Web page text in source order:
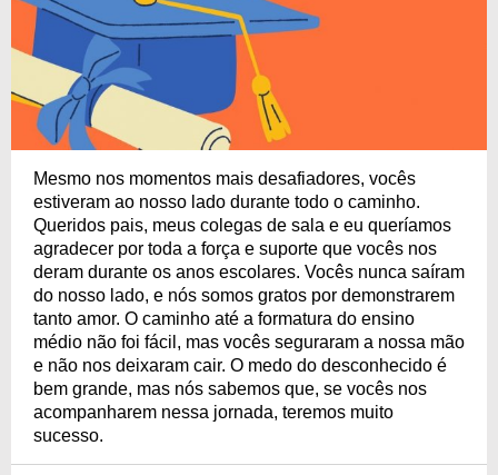
Mesmo nos momentos mais desafiadores, vocês
estiveram ao nosso lado durante todo o caminho.
Queridos pais, meus colegas de sala e eu queríamos
agradecer por toda a força e suporte que vocês nos
deram durante os anos escolares. Vocês nunca saíram
do nosso lado, e nós somos gratos por demonstrarem
tanto amor. O caminho até a formatura do ensino
médio não foi fácil, mas vocês seguraram a nossa mão
e não nos deixaram cair. O medo do desconhecido é
bem grande, mas nós sabemos que, se vocês nos
acompanharem nessa jornada, teremos muito
sucesso.